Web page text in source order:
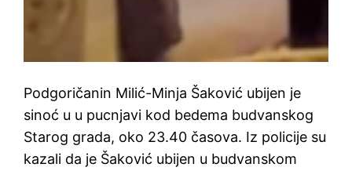
Podgoričanin Milić-Minja Šaković ubijen je
sinoć u u pucnjavi kod bedema budvanskog
Starog grada, oko 23.40 časova. Iz policije su
kazali da je Šaković ubijen u budvanskom